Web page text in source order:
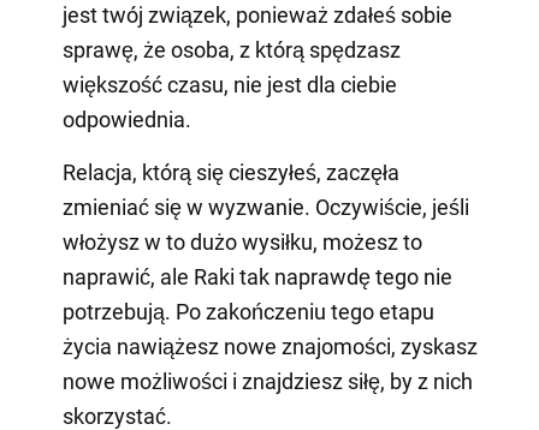
jest twój związek, ponieważ zdałeś sobie
sprawę, że osoba, z którą spędzasz
większość czasu, nie jest dla ciebie
odpowiednia.
Relacja, którą się cieszyłeś, zaczęła
zmieniać się w wyzwanie. Oczywiście, jeśli
włożysz w to dużo wysiłku, możesz to
naprawić, ale Raki tak naprawdę tego nie
potrzebują. Po zakończeniu tego etapu
życia nawiążesz nowe znajomości, zyskasz
nowe możliwości i znajdziesz siłę, by z nich
skorzystać.